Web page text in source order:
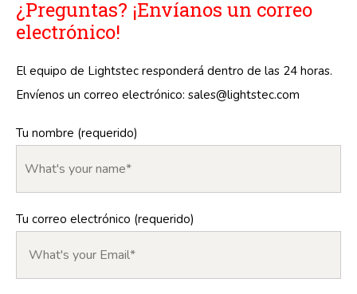
¿Preguntas? ¡Envíanos un correo
electrónico!
El equipo de Lightstec responderá dentro de las 24 horas.
Envíenos un correo electrónico: sales@lightstec.com
Tu nombre (requerido)
Tu correo electrónico (requerido)